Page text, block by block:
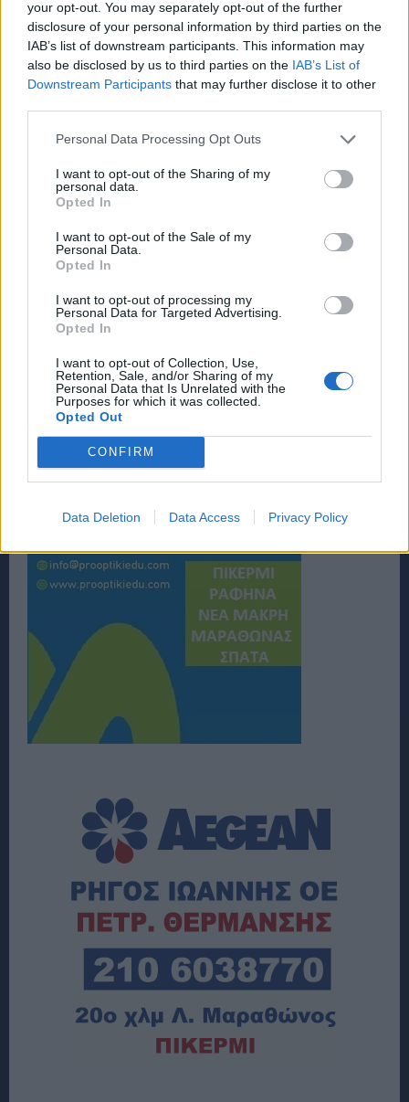
your opt-out. You may separately opt-out of the further
disclosure of your personal information by third parties on the
IAB’s list of downstream participants. This information may
also be disclosed by us to third parties on the IAB’s List of
Downstream Participants that may further disclose it to other
Personal Data Processing Opt Outs
I want to opt-out of the Sharing of my
personal data.
Opted In
I want to opt-out of the Sale of my
Personal Data.
Opted In
I want to opt-out of processing my
Personal Data for Targeted Advertising.
Opted In
I want to opt-out of Collection, Use,
Retention, Sale, and/or Sharing of my
Personal Data that Is Unrelated with the
Purposes for which it was collected.
Opted Out
CONFIRM
Data Deletion Data Access Privacy Policy